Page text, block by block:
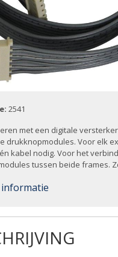
2541
met een digitale
drukknopmodules. Voor elk
kabel nodig. Voor het
tussen beide frames.